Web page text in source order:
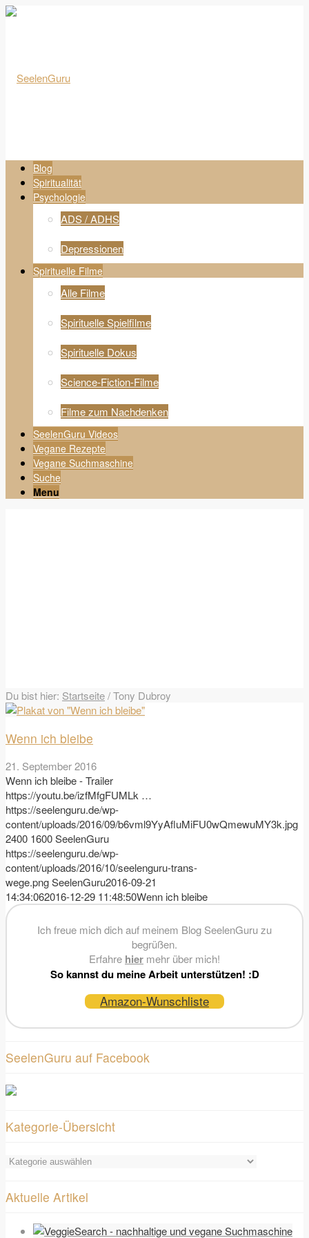
Blog
Spiritualität
Psychologie
ADS / ADHS
Depressionen
Spirituelle Filme
Alle Filme
Spirituelle Spielfilme
Spirituelle Dokus
Science-Fiction-Filme
Filme zum Nachdenken
SeelenGuru Videos
Vegane Rezepte
Vegane Suchmaschine
Suche
Menu
Du bist hier: Startseite/Tony Dubroy
Wenn ich bleibe
21. September 2016
Wenn ich bleibe - Trailer
https://youtu.be/izfMfgFUMLk …
https://seelenguru.de/wp-
content/uploads/2016/09/b6vml9YyAfluMiFU0wQmewuMY3k.jpg
2400 1600SeelenGuru
https://seelenguru.de/wp-
content/uploads/2016/10/seelenguru-trans-
wege.pngSeelenGuru2016-09-21
14:34:062016-12-29 11:48:50Wenn ich bleibe
Ich freue mich dich auf meinem Blog SeelenGuru zu
begrüßen.
Erfahre hier mehr über mich!
So kannst du meine Arbeit unterstützen! :D
Amazon-Wunschliste
SeelenGuru auf Facebook
Kategorie-Übersicht
Kategorie-
Aktuelle Artikel